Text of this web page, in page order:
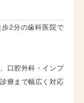
2分の歯科医院で
口腔外科・インプ
療まで幅広く対応